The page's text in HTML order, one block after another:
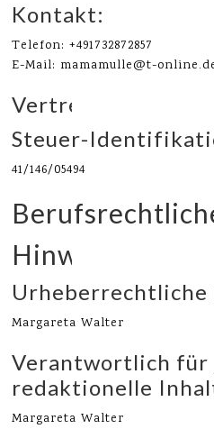
Kontakt:
Telefon: +491732872857
E-Mail: mamamulle@t-
Vertreten durch:
Steuer-
41/146/05494
Hinweise zur
Urheberrechtliche
Margareta Walter
Verantwortlich für
redaktionelle
Margareta Walter